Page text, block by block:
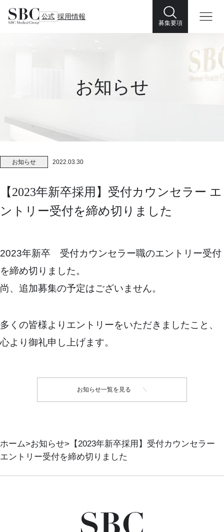
公式 採用情報
募集要項
お知らせ
お知らせ 2022.03.30
【2023年新卒採用】受付カウンセラー エ
ントリー受付を締め切りました
2023年新卒 受付カウンセラー職のエントリー受付
を締め切りました。
尚、追加募集の予定はございません。
多くの皆様よりエントリーをいただきましたこと、
心より御礼申し上げます。
お知らせ一覧を見る
ホーム お知らせ
【2023年新卒採用】受付カウンセラー
エントリー受付を締め切りました